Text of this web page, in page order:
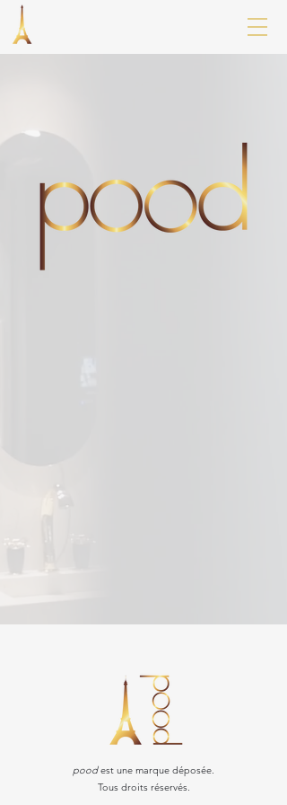
poodest une marque déposée.
Tous droits réservés.